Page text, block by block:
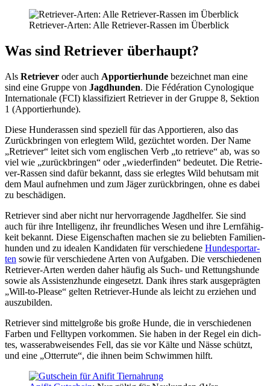
Retrie­ver-Arten: Alle Retrie­ver-Ras­sen im Über­blick
Was sind Retrie­ver über­haupt?
Als Retrie­ver oder auch Appor­tier­hun­de bezeich­net man eine
sind eine Grup­pe von Jagd­hun­den. Die Fédé­ra­ti­on Cyno­lo­gi­que
Inter­na­tio­na­le (FCI) klas­si­fi­ziert Retrie­ver in der Grup­pe 8, Sek­ti­on
1 (Appor­tier­hun­de).
Die­se Hun­de­ras­sen sind spe­zi­ell für das Appor­tie­ren, also das
Zurück­brin­gen von erleg­tem Wild, gezüch­tet wor­den. Der Name
„Retrie­ver“ lei­tet sich vom eng­li­schen Verb „to retrie­ve“ ab, was so
viel wie „zurück­brin­gen“ oder „wie­der­fin­den“ bedeu­tet. Die Retrie­
ver-Ras­sen sind dafür bekannt, dass sie erleg­tes Wild behut­sam mit
dem Maul auf­neh­men und zum Jäger zurück­brin­gen, ohne es dabei
zu beschä­di­gen.
Retrie­ver sind aber nicht nur her­vor­ra­gen­de Jagd­hel­fer. Sie sind
auch für ihre Intel­li­genz, ihr freund­li­ches Wesen und ihre Lern­fä­hig­
keit bekannt. Die­se Eigen­schaf­ten machen sie zu belieb­ten Fami­li­en­
hun­den und zu idea­len Kan­di­da­ten für ver­schie­de­ne Hun­de­sport­ar­
ten sowie für ver­schie­de­ne Arten von Auf­ga­ben. Die ver­schie­de­nen
Retrie­ver-Arten wer­den daher häu­fig als Such- und Ret­tungs­hun­de
sowie als Assis­tenz­hun­de ein­ge­setzt. Dank ihres stark aus­ge­präg­ten
„Will-to-Plea­se“ gel­ten Retrie­ver-Hun­de als leicht zu erzie­hen und
aus­zu­bil­den.
Retrie­ver sind mit­tel­gro­ße bis gro­ße Hun­de, die in ver­schie­de­nen
Far­ben und Fell­ty­pen vor­kom­men. Sie haben in der Regel ein dich­
tes, was­ser­ab­wei­sen­des Fell, das sie vor Käl­te und Näs­se schützt,
und eine „Otter­ru­te“, die ihnen beim Schwim­men hilft.